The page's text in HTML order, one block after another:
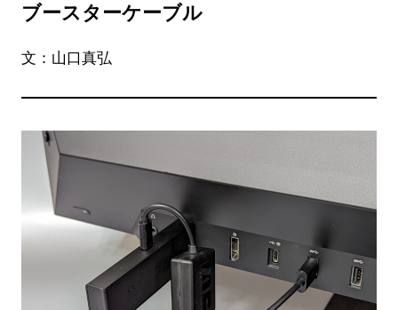
ブースターケーブル
文：山口真弘